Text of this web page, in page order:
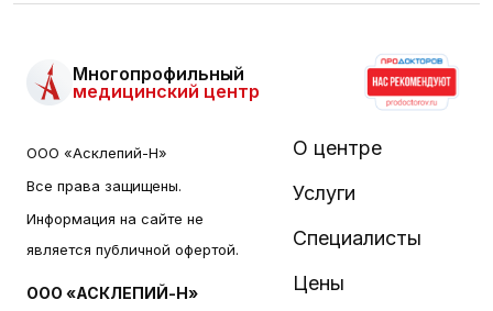
Многопрофильный
медицинский центр
ООО «Асклепий-Н»
Все права защищены.
Информация на сайте не
является публичной офертой.
ООО «АСКЛЕПИЙ-Н»
О центре
Услуги
Специалисты
Цены